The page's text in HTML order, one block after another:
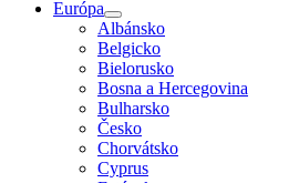
Európa
Albánsko
Belgicko
Bielorusko
Bosna a Hercegovina
Bulharsko
Česko
Chorvátsko
Cyprus